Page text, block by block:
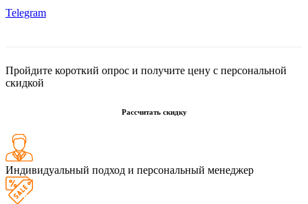
Telegram
Пройдите короткий опрос и получите цену с персональной
скидкой
Рассчитать скидку
Индивидуальный подход и персональный менеджер